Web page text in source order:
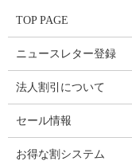
TOP PAGE
ニュースレター登録
法人割引について
セール情報
お得な割システム